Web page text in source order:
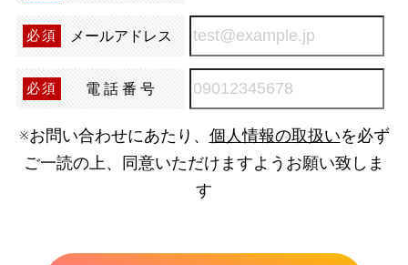
必須 メールアドレス
必須 電話番号
※お問い合わせにあたり、 個人情報の取扱いを必ず
ご一読の上、同意いただけますようお願い致しま
す